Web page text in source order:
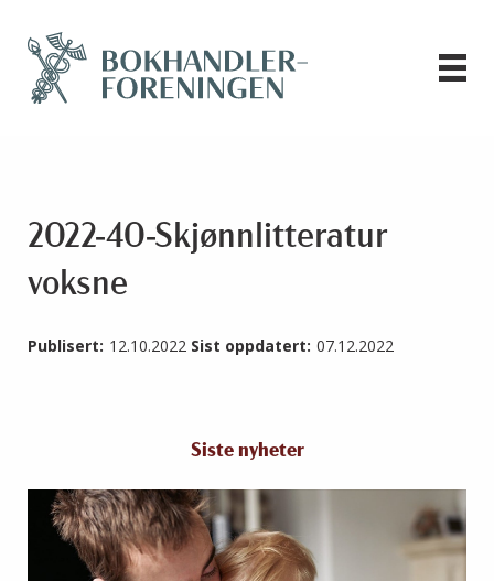
2022-40-Skjønnlitteratur
voksne
Publisert: 12.10.2022 Sist oppdatert: 07.12.2022
Siste nyheter